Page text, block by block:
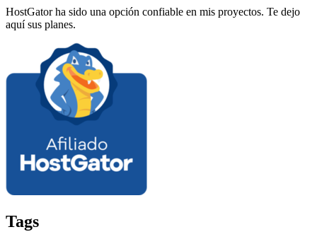
HostGator ha sido una opción confiable en mis proyectos. Te dejo
aquí sus planes.
Tags